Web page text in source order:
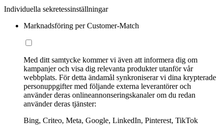
Individuella sekretessinställningar
Marknadsföring per Customer-Match
Med ditt samtycke kommer vi även att informera dig om
kampanjer och visa dig relevanta produkter utanför vår
webbplats. För detta ändamål synkroniserar vi dina krypterade
personuppgifter med följande externa leverantörer och
använder deras onlineannonseringskanaler om du redan
använder deras tjänster:
Bing, Criteo, Meta, Google, LinkedIn, Pinterest, TikTok